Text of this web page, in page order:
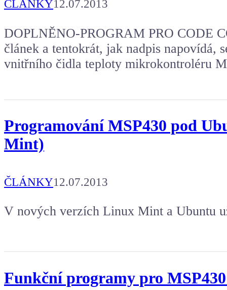
ČLÁNKY12.07.2013
DOPLNĚNO-PROGRAM PRO CODE
článek a tentokrát, jak nadpis napovídá,
vnitřního čidla teploty mikrokontroléru
Programování MSP430 pod
Mint)
ČLÁNKY12.07.2013
V nových verzích Linux Mint a Ubuntu
Funkční programy pro